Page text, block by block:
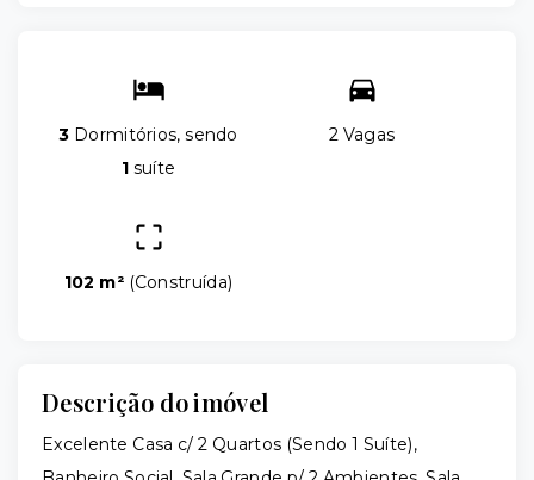
3 Dormitórios, sendo
1 suíte
2 Vagas
102 m² (Construída)
Descrição do imóvel
Excelente Casa c/ 2 Quartos (Sendo 1 Suíte),